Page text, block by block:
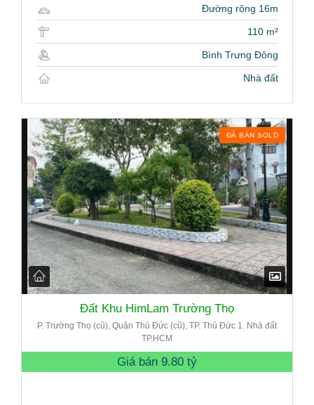
Đường rộng 16m
110 m²
Bình Trưng Đông
Nhà đất
ĐÃ BÁN SOLD
Đất Khu HimLam Trường Thọ
P. Trường Thọ (cũ), Quận Thủ Đức (cũ), TP. Thủ Đức 1. Nhà đất
TP.HCM
Giá bán 9.80 tỷ